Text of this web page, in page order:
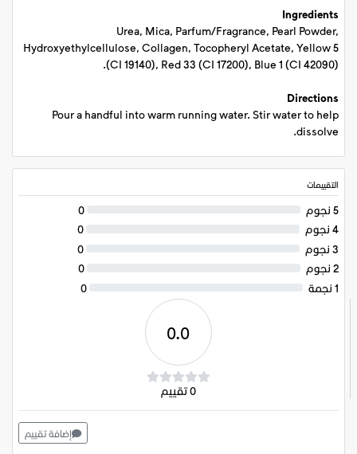
Ingredients
Urea, Mica, Parfum/Fragrance, Pearl Powder,
Hydroxyethylcellulose, Collagen, Tocopheryl Acetate, Yellow 5
(CI 19140), Red 33 (CI 17200), Blue 1 (CI 42090).
Directions
Pour a handful into warm running water. Stir water to help
dissolve.
التقييمات
5 نجوم
0
4 نجوم
0
3 نجوم
0
2 نجوم
0
1 نجمة
0
0.0
0 تقييم
إضافة تقييم